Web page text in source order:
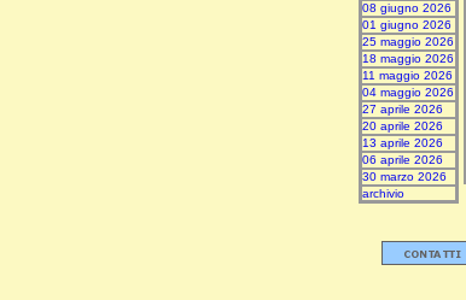
08 giugno 2026
01 giugno 2026
25 maggio 2026
18 maggio 2026
11 maggio 2026
04 maggio 2026
27 aprile 2026
20 aprile 2026
13 aprile 2026
06 aprile 2026
30 marzo 2026
archivio